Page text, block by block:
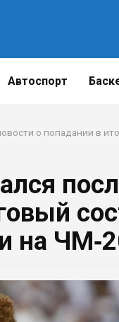
Автоспорт
о попадании в
на